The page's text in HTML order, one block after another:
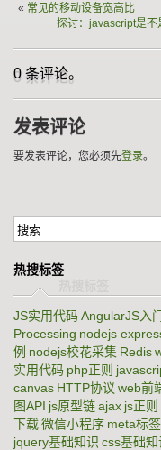
« 常见的移动设备宽高比
探讨：javascript是不
0 条评论。
发表评论
要发表评论，您必须先登录。
热搜标签
JS实用代码AngularJS入
Processing nodejs
例 nodejs校花采集 Redis
实用代码 php正则
canvas HTTP协议 web前
图API js原型链ajax js正则
下载微信小程序 meta标签
jquery基础知识 css基础知